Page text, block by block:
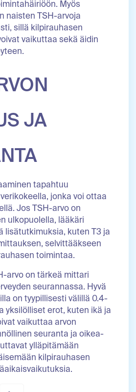
Myös
naisten TSH-arvoja
sillä kilpirauhasen
vaikuttaa sekä äidin
JA
tapahtuu
jonka voi ottaa
Jos TSH-arvo on
ulkopuolella, lääkäri
lisätutkimuksia, kuten T3 ja
selvittääkseen
toimintaa.
arvo on tärkeä mittari
seurannassa. Hyvä
on tyypillisesti välillä 0.4-
yksilölliset erot, kuten ikä ja
vaikuttaa arvon
seuranta ja oikea-
ylläpitämään
kilpirauhasen